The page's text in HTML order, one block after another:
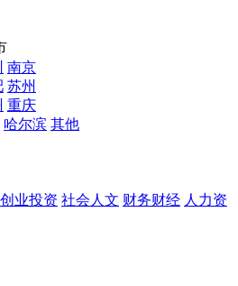
南京
苏州
重庆
哈尔滨 其他
创业投资 社会人文 财务财经 人力资